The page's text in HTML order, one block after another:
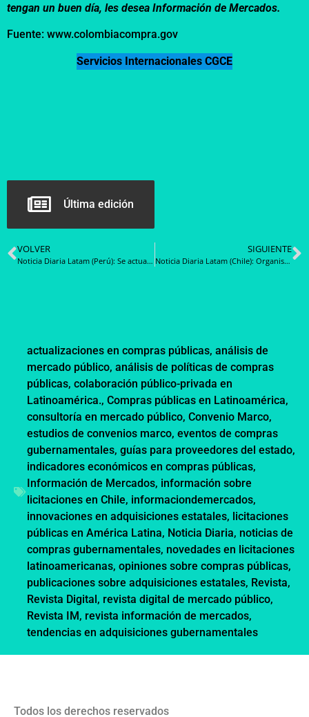
tengan un buen día, les desea Información de Mercados.
Fuente: www.colombiacompra.gov
Servicios Internacionales CGCE
Última edición
VOLVER
Noticia Diaria Latam (Perú): Se actualizan lineamientos para el cumplimiento del D.S. N° 001-2025-EF sobre compras corporativas obligatorias
SIGUIENTE
Noticia Diaria Latam (Chile): Organismos públicos se reúnen en focus group para generar insumos de cara a las nuevas Bases Tipo de Data Center
actualizaciones en compras públicas, análisis de
mercado público, análisis de políticas de compras
públicas, colaboración público-privada en
Latinoamérica., Compras públicas en Latinoamérica,
consultoría en mercado público, Convenio Marco,
estudios de convenios marco, eventos de compras
gubernamentales, guías para proveedores del estado,
indicadores económicos en compras públicas,
Información de Mercados, información sobre
licitaciones en Chile, informaciondemercados,
innovaciones en adquisiciones estatales, licitaciones
públicas en América Latina, Noticia Diaria, noticias de
compras gubernamentales, novedades en licitaciones
latinoamericanas, opiniones sobre compras públicas,
publicaciones sobre adquisiciones estatales, Revista,
Revista Digital, revista digital de mercado público,
Revista IM, revista información de mercados,
tendencias en adquisiciones gubernamentales
Todos los derechos reservados